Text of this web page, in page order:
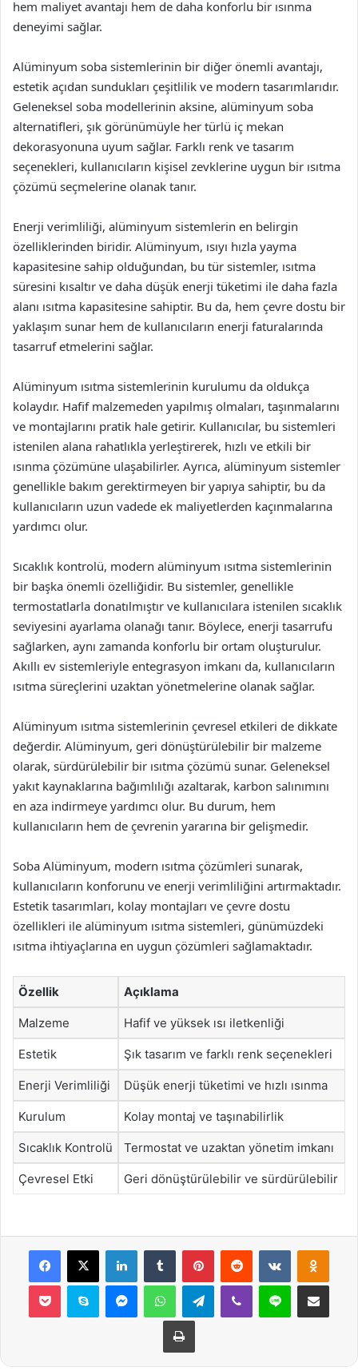
hem maliyet avantajı hem de daha konforlu bir ısınma
deneyimi sağlar.
Alüminyum soba sistemlerinin bir diğer önemli avantajı,
estetik açıdan sundukları çeşitlilik ve modern tasarımlarıdır.
Geleneksel soba modellerinin aksine, alüminyum soba
alternatifleri, şık görünümüyle her türlü iç mekan
dekorasyonuna uyum sağlar. Farklı renk ve tasarım
seçenekleri, kullanıcıların kişisel zevklerine uygun bir ısıtma
çözümü seçmelerine olanak tanır.
Enerji verimliliği, alüminyum sistemlerin en belirgin
özelliklerinden biridir. Alüminyum, ısıyı hızla yayma
kapasitesine sahip olduğundan, bu tür sistemler, ısıtma
süresini kısaltır ve daha düşük enerji tüketimi ile daha fazla
alanı ısıtma kapasitesine sahiptir. Bu da, hem çevre dostu bir
yaklaşım sunar hem de kullanıcıların enerji faturalarında
tasarruf etmelerini sağlar.
Alüminyum ısıtma sistemlerinin kurulumu da oldukça
kolaydır. Hafif malzemeden yapılmış olmaları, taşınmalarını
ve montajlarını pratik hale getirir. Kullanıcılar, bu sistemleri
istenilen alana rahatlıkla yerleştirerek, hızlı ve etkili bir
ısınma çözümüne ulaşabilirler. Ayrıca, alüminyum sistemler
genellikle bakım gerektirmeyen bir yapıya sahiptir, bu da
kullanıcıların uzun vadede ek maliyetlerden kaçınmalarına
yardımcı olur.
Sıcaklık kontrolü, modern alüminyum ısıtma sistemlerinin
bir başka önemli özelliğidir. Bu sistemler, genellikle
termostatlarla donatılmıştır ve kullanıcılara istenilen sıcaklık
seviyesini ayarlama olanağı tanır. Böylece, enerji tasarrufu
sağlarken, aynı zamanda konforlu bir ortam oluşturulur.
Akıllı ev sistemleriyle entegrasyon imkanı da, kullanıcıların
ısıtma süreçlerini uzaktan yönetmelerine olanak sağlar.
Alüminyum ısıtma sistemlerinin çevresel etkileri de dikkate
değerdir. Alüminyum, geri dönüştürülebilir bir malzeme
olarak, sürdürülebilir bir ısıtma çözümü sunar. Geleneksel
yakıt kaynaklarına bağımlılığı azaltarak, karbon salınımını
en aza indirmeye yardımcı olur. Bu durum, hem
kullanıcıların hem de çevrenin yararına bir gelişmedir.
Soba Alüminyum, modern ısıtma çözümleri sunarak,
kullanıcıların konforunu ve enerji verimliliğini artırmaktadır.
Estetik tasarımları, kolay montajları ve çevre dostu
özellikleri ile alüminyum ısıtma sistemleri, günümüzdeki
ısıtma ihtiyaçlarına en uygun çözümleri sağlamaktadır.
Özellik Açıklama
Malzeme Hafif ve yüksek ısı iletkenliği
Estetik Şık tasarım ve farklı renk seçenekleri
Enerji Verimliliği Düşük enerji tüketimi ve hızlı ısınma
Kurulum Kolay montaj ve taşınabilirlik
Sıcaklık Kontrolü Termostat ve uzaktan yönetim imkanı
Çevresel Etki Geri dönüştürülebilir ve sürdürülebilir
Facebook
X LinkedInTumblr PinterestReddit VKontakte
Pocket Skype MessengerWhatsAppTelegramViber Line E-Posta ile
Yazdır